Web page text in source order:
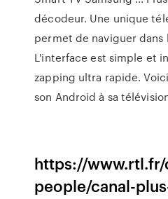
décodeur. Une unique
permet de naviguer dans
L'interface est simple et
zapping ultra rapide.
son Android à sa
https://
people/canal-